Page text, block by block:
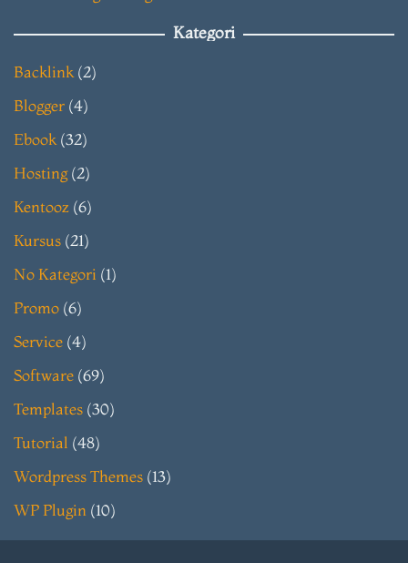
Kategori
Backlink(2)
Blogger (4)
Ebook(32)
Hosting(2)
Kentooz (6)
Kursus (21)
No Kategori (1)
Promo (6)
Service (4)
Software (69)
Templates (30)
Tutorial (48)
Wordpress Themes (13)
WP Plugin (10)